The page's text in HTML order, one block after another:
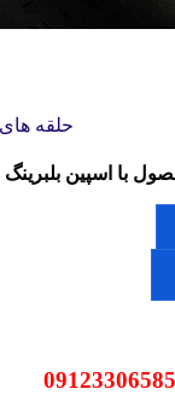
حلقه
با اسپین بلبرینگ